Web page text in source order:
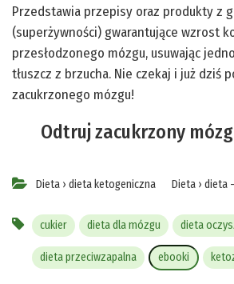
Przedstawia przepisy oraz produkty z
(superżywności) gwarantujące wzrost
przesłodzonego mózgu, usuwając
tłuszcz z brzucha. Nie czekaj i już dziś
zacukrzonego mózgu!
Odtruj zacukrzony mózg
Dieta › dieta ketogeniczna Dieta › dieta
cukier dieta dla mózgu dieta
dieta przeciwzapalna ebooki